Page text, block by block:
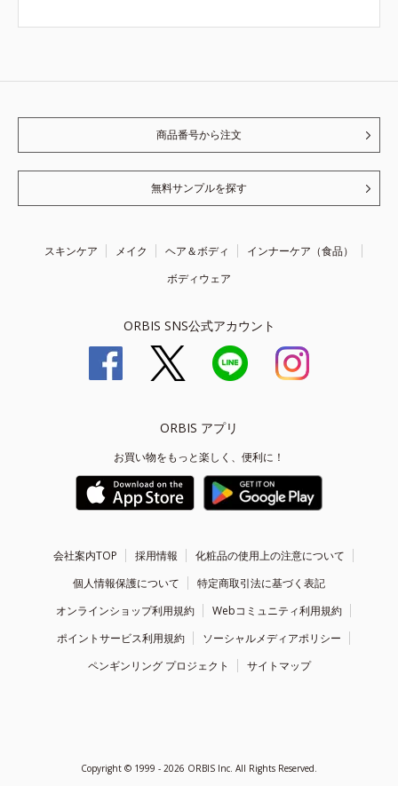
商品番号から注文
無料サンプルを探す
スキンケア メイク ヘア＆ボディ
インナーケア（食品）
ボディウェア
ORBIS SNS公式アカウント
ORBIS アプリ
お買い物をもっと楽しく、便利に！
会社案内TOP 採用情報
化粧品の使用上の注意について
個人情報保護について
特定商取引法に基づく表記
オンラインショップ利用規約
Webコミュニティ利用規約
ポイントサービス利用規約
ソーシャルメディアポリシー
ペンギンリング プロジェクト
サイトマップ
Copyright © 1999 - 2026 ORBIS Inc. All Rights Reserved.